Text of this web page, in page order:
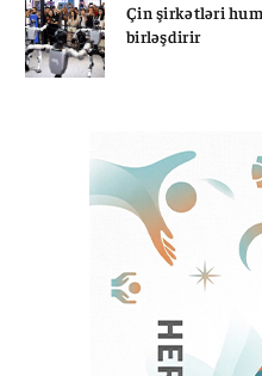
Çin şirkətləri
birləşdirir